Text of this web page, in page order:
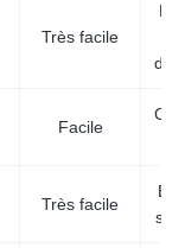
Très facile
Facile
Très facile